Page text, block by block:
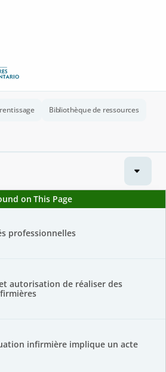
Bibliothèque de ressources
on This Page
professionnelles
autorisation de réaliser des
infirmière implique un acte